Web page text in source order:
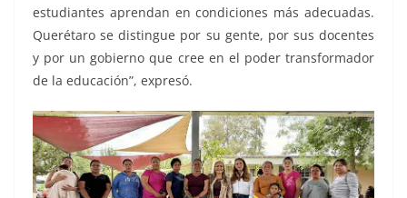
estudiantes aprendan en condiciones más adecuadas.
Querétaro se distingue por su gente, por sus docentes
y por un gobierno que cree en el poder transformador
de la educación”, expresó.